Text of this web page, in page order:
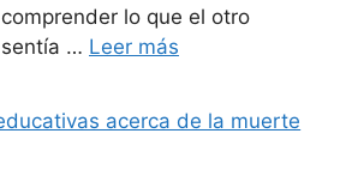
lo que el otro
… Leer más
acerca de la muerte